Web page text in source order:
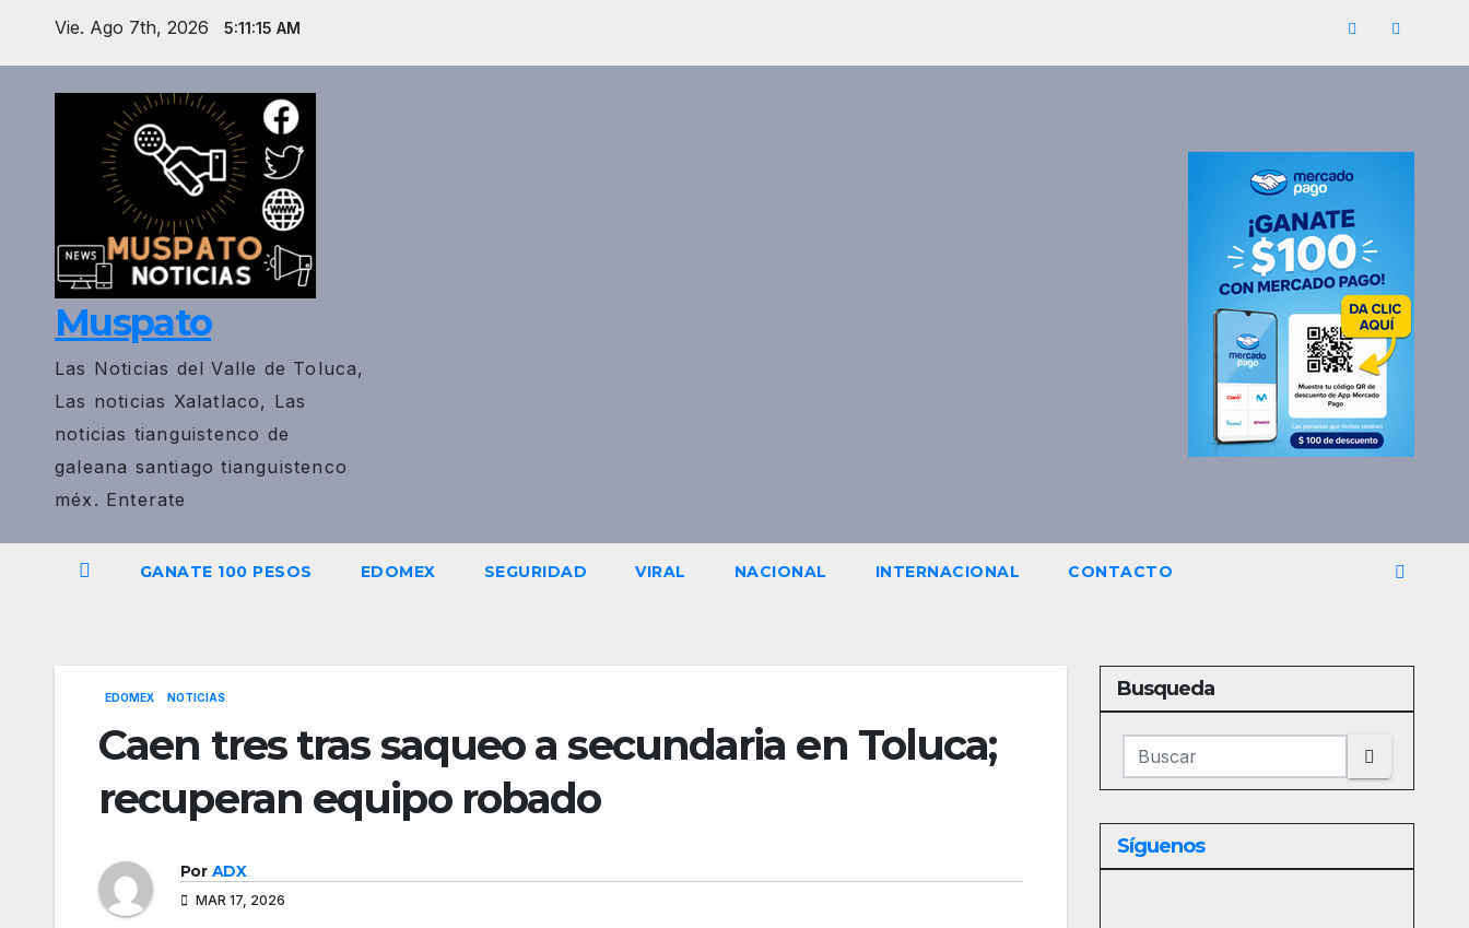
Vie. Ago 7th, 2026 5:11:16 AM
Muspato
Las Noticias del Valle de Toluca,
Las noticias Xalatlaco, Las
noticias tianguistenco de
galeana santiago tianguistenco
méx. Enterate
GANATE 100 PESOS EDOMEX SEGURIDAD VIRAL NACIONAL INTERNACIONAL CONTACTO
EDOMEX NOTICIAS
Caen tres tras saqueo a secundaria en Toluca;
recuperan equipo robado
Por ADX
MAR 17, 2026
Busqueda
Síguenos